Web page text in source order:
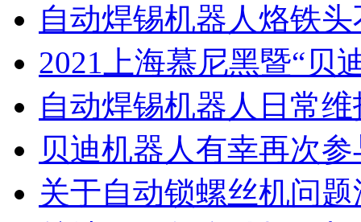
自动焊锡机器人烙铁
2021上海慕尼黑暨“贝
自动焊锡机器人日常
贝迪机器人有幸再次
关于自动锁螺丝机问